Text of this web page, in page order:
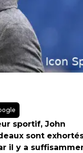
sportif, John
sont
il y a